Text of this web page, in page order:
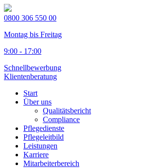
0800 306 550 00
Montag bis Freitag
9:00 - 17:00
Schnellbewerbung
Klientenberatung
Start
Über uns
Qualitätsbericht
Compliance
Pflegedienste
Pflegeleitbild
Leistungen
Karriere
Mitarbeiterbereich